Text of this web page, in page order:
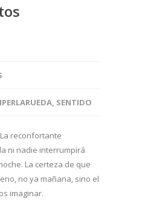
, SENTIDO
reconfortante
ni nadie interrumpirá
La certeza de que
no ya mañana, sino el
imaginar.